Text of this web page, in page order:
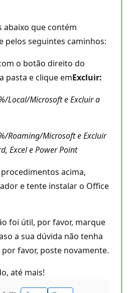
abaixo que contém
pelos seguintes caminhos:
o botão direito do
pasta e clique emExcluir:
Local/Microsoft e Excluir a
Roaming/Microsoft e Excluir
Excel e Power Point
acima,
e tente instalar o Office
foi útil, por favor, marque
a sua dúvida não tenha
favor, poste novamente.
até mais!